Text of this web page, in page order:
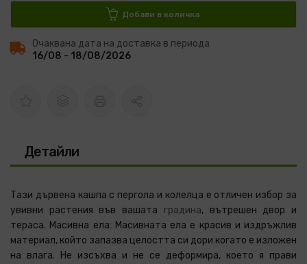
Добави в количка
Очаквана дата на доставка в периода
16/08 - 18/08/2026
Детайли
Тази дървена кашпа с пергола и колелца е отличен избор за
увивни растения във вашата градина, вътрешен двор и
тераса. Масивна ела: Масивната ела е красив и издръжлив
материал, който запазва целостта си дори когато е изложен
на влага. Не изсъхва и не се деформира, което я прави